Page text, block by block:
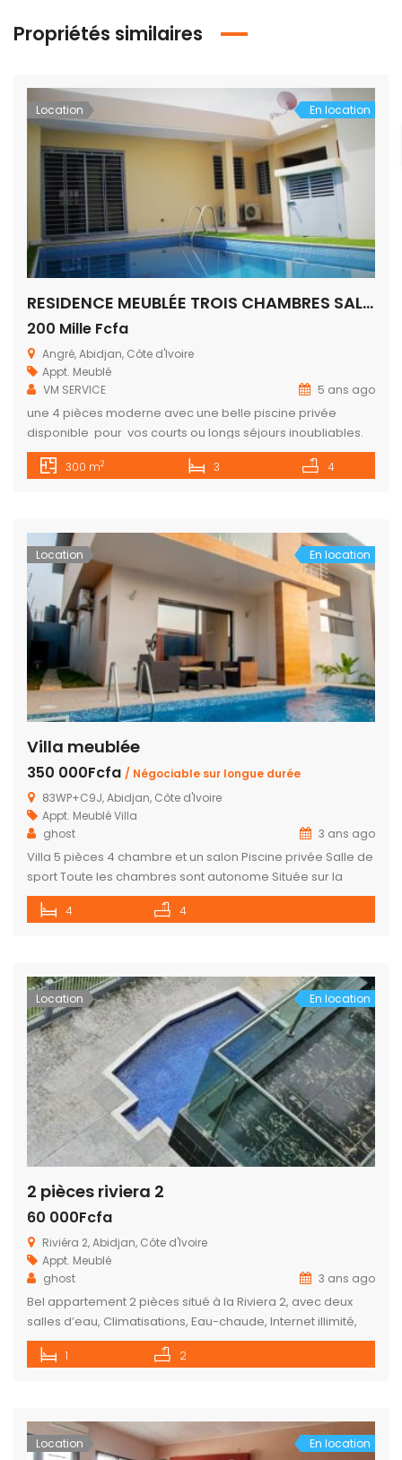
Propriétés similaires
Location En location
RESIDENCE MEUBLÉE TROIS CHAMBRES SALON AVEC PISCINE PRIVÉE ANGRÉ V.I.P RESIDENCE
200 Mille Fcfa
Angré, Abidjan, Côte d'Ivoire
Appt. Meublé
VM SERVICE
5 ans ago
une 4 pièces moderne avec une belle piscine privée
disponible pour vos courts ou longs séjours inoubliables.
Un cadre paisible , sécurisé et très confortable avec toutes
les commodités LIEU : Angré Château , cité militaire
300 m2 3 4
Location En location
Villa meublée
350 000Fcfa / Négociable sur longue durée
83WP+C9J, Abidjan, Côte d'Ivoire
Appt. MeubléVilla
ghost
3 ans ago
Villa 5 pièces 4 chambre et un salon Piscine privée Salle de
sport Toute les chambres sont autonome Située sur la
route d’abatta carrefour bceao 350.000f/ jour
4 4
Location En location
2 pièces riviera 2
60 000Fcfa
Riviéra 2, Abidjan, Côte d'Ivoire
Appt. Meublé
ghost
3 ans ago
Bel appartement 2 pièces situé à la Riviera 2, avec deux
salles d’eau, Climatisations, Eau-chaude, Internet illimité,
Canal+, ménage 3 fois par semaine. Tarif nuitée 60.000
1 2
Location En location